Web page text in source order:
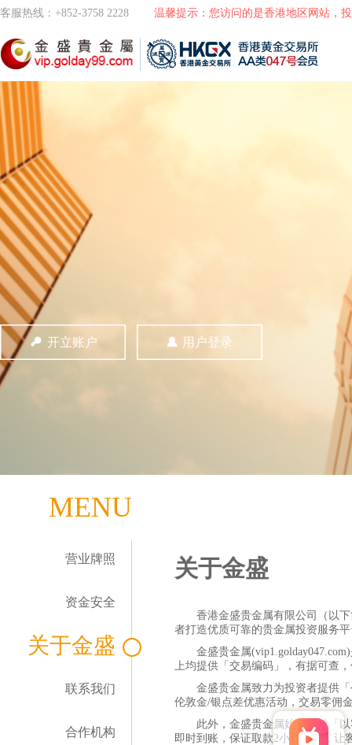
客服热线：+852-3758 2228 温馨提示：您访问的是香港地区网站，
开立账户 用户登录
MENU
营业牌照
资金安全
关于金盛
联系我们
合作机构
关于金盛
香港金盛贵金属有限公司（以
者打造优质可靠的贵金属投资服务
金盛贵金属
上均提供「交易编码」，有据可查
金盛贵金属致力为投资者提供
伦敦金/银点差优惠活动，交易零佣
此外，金盛贵金属始终坚持「
即时到账，保证取款2小时到账，让